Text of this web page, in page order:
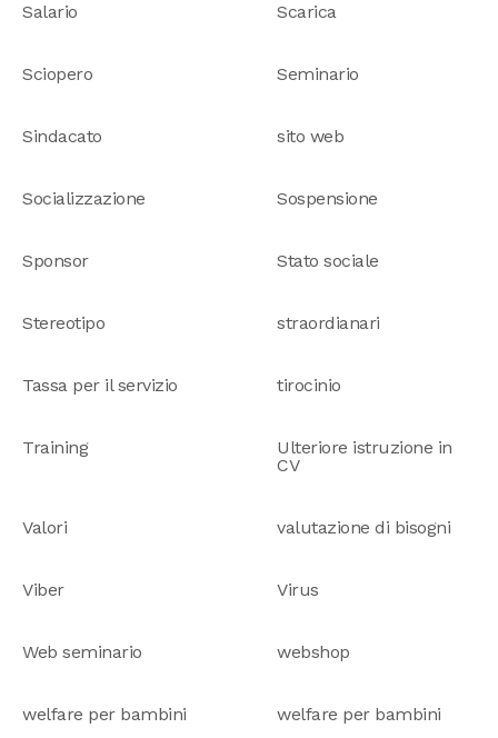
Salario Scarica
Sciopero Seminario
Sindacato sito web
Socializzazione Sospensione
Sponsor Stato sociale
Stereotipo straordianari
Tassa per il servizio tirocinio
Training
Ulteriore istruzione in
CV
Valori valutazione di bisogni
Viber Virus
Web seminario webshop
welfare per bambini welfare per bambini